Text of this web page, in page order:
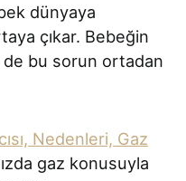
dünyaya
çıkar. Bebeğin
bu sorun ortadan
Nedenleri, Gaz
gaz konusuyla